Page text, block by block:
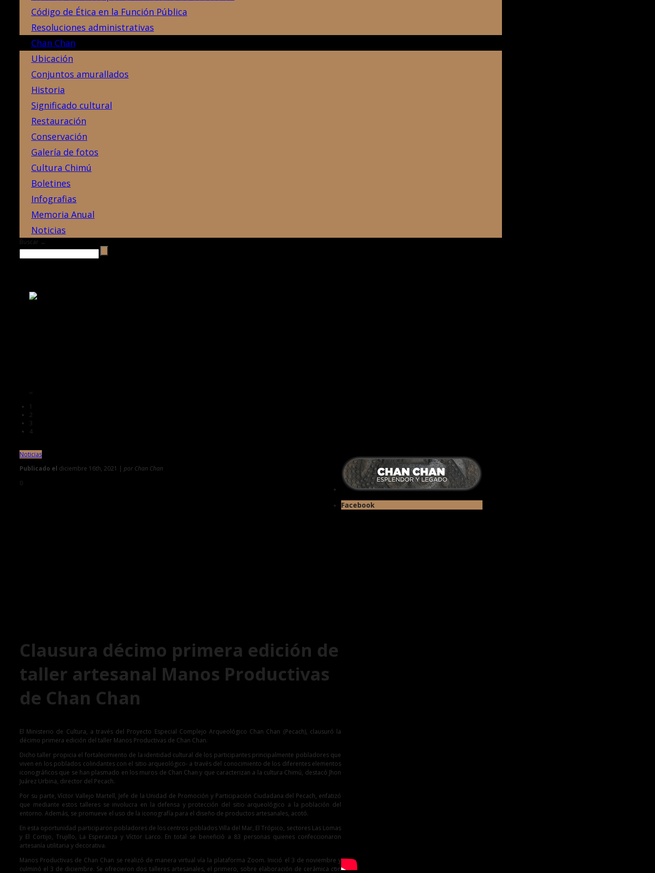
Código de Ética en la Función Pública
Resoluciones administrativas
Chan Chan
Ubicación
Conjuntos amurallados
Historia
Significado cultural
Restauración
Conservación
Galería de fotos
Cultura Chimú
Boletines
Infografias
Memoria Anual
Noticias
Buscar →
›‹
1
2
3
4
Noticias
Publicado el diciembre 16th, 2021 | por Chan Chan
0
Clausura décimo primera edición de
taller artesanal Manos Productivas
de Chan Chan
El Ministerio de Cultura, a través del Proyecto Especial Complejo Arqueológico Chan Chan (Pecach), clausuró la
décimo primera edición del taller Manos Productivas de Chan Chan.
Dicho taller propicia el fortalecimiento de la identidad cultural de los participantes principalmente pobladores que
viven en los poblados colindantes con el sitio arqueológico- a través del conocimiento de los diferentes elementos
iconográficos que se han plasmado en los muros de Chan Chan y que caracterizan a la cultura Chimú, destacó Jhon
Juárez Urbina, director del Pecach.
Por su parte, Víctor Vallejo Martell, Jefe de la Unidad de Promoción y Participación Ciudadana del Pecach, enfatizó
que mediante estos talleres se involucra en la defensa y protección del sitio arqueológico a la población del
entorno. Además, se promueve el uso de la iconografía para el diseño de productos artesanales, acotó.
En esta oportunidad participaron pobladores de los centros poblados Villa del Mar, El Trópico, sectores Las Lomas
y El Cortijo, Trujillo, La Esperanza y Víctor Larco. En total se benefició a 83 personas quienes confeccionaron
artesanía utilitaria y decorativa.
Manos Productivas de Chan Chan se realizó de manera virtual vía la plataforma Zoom. Inició el 3 de noviembre y
culminó el 3 de diciembre. Se ofrecieron dos talleres artesanales, el primero, sobre elaboración de cerámica con
Facebook